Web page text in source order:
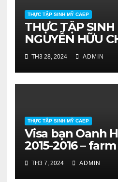
THỰC TẬP SINH MỸ CAEP
THỰC TẬP SINH
NGUYỄN HỮU
TH3 28, 2024 ADMIN
THỰC TẬP SINH MỸ CAEP
Visa bạn Oanh
2015-2016 –
quả. SV ĐH
TH3 7, 2024 ADMIN